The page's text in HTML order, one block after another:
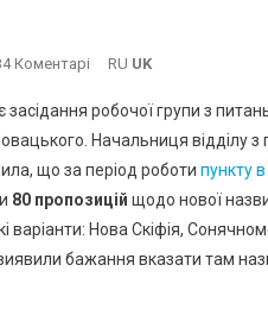
Коментарі До
Южному
Критерії
Для
Відбору
ТОП-10
Варіантів
RU UK
робочої групи з
Начальниця відділу з
що за період роботи пункту
80 пропозицій щодо нової
Нова Скіфія,
бажання вказати там